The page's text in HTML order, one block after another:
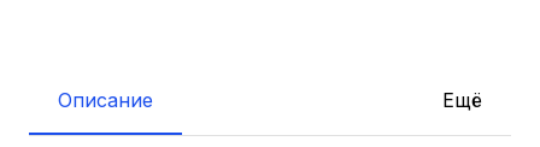
Описание Ещё